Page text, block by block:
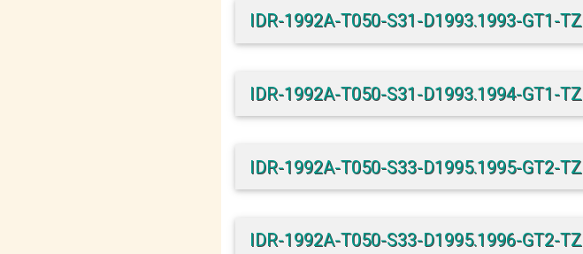
IDR-1992A-T050-S31-D1993.1993-GT1-TZ
IDR-1992A-T050-S31-D1993.1994-GT1-TZ
IDR-1992A-T050-S33-D1995.1995-GT2-TZ
IDR-1992A-T050-S33-D1995.1996-GT2-TZ